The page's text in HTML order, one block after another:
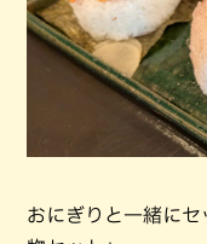
おにぎりと一緒に